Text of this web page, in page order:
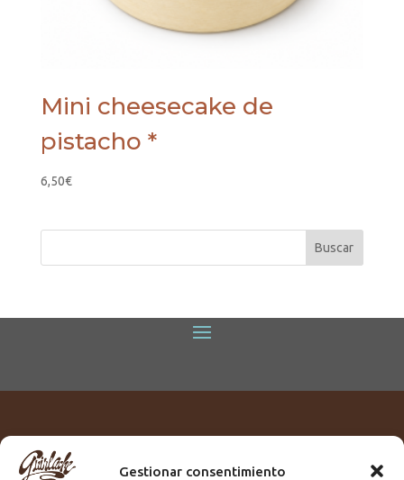
Gestionar consentimiento
Mini cheesecake de
pistacho *
6,50€
Titular: ROME GUIRLACHE SL.